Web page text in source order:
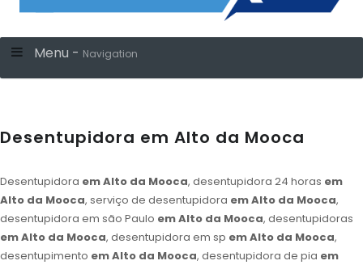
Menu - Navigation
Desentupidora em Alto da Mooca
Desentupidora em Alto da Mooca, desentupidora 24 horas em
Alto da Mooca, serviço de desentupidora em Alto da Mooca,
desentupidora em são Paulo em Alto da Mooca, desentupidoras
em Alto da Mooca, desentupidora em sp em Alto da Mooca,
desentupimento em Alto da Mooca, desentupidora de pia em